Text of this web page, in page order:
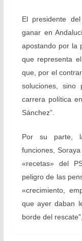
El presidente
ganar en
apostando por la
que representa
que, por el
soluciones, sino
carrera política
Sánchez”.
Por su parte,
funciones,
«recetas» del
peligro de las
«crecimiento,
que ayer daban
borde del